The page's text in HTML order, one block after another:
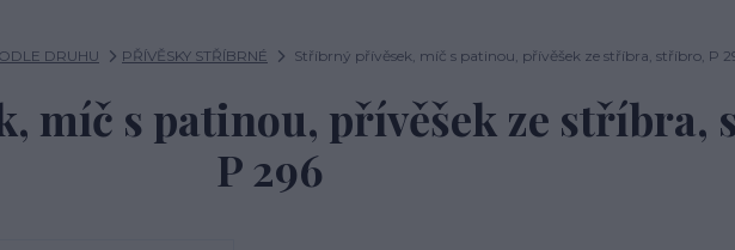
DRUHU PŘÍVĚSKY STŘÍBRNÉ Stříbrný přívěsek, míč s patinou, přívěšek ze stříbra, stříbro, P
míč s patinou, přívěšek ze stříbra,
P 296